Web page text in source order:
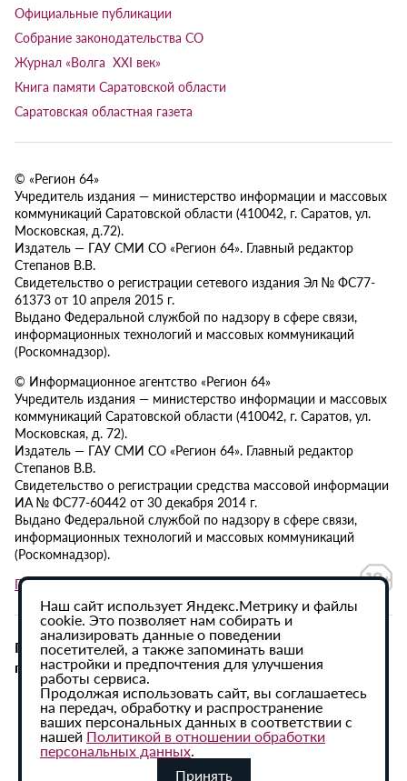
Официальные публикации
Собрание законодательства СО
Журнал «Волга XXI век»
Книга памяти Саратовской области
Саратовская областная газета
© «Регион 64»
Учредитель издания — министерство информации и массовых
коммуникаций Саратовской области (410042, г. Саратов, ул.
Московская, д.72).
Издатель — ГАУ СМИ СО «Регион 64». Главный редактор
Степанов В.В.
Свидетельство о регистрации сетевого издания Эл № ФС77-
61373 от 10 апреля 2015 г.
Выдано Федеральной службой по надзору в сфере связи,
информационных технологий и массовых коммуникаций
(Роскомнадзор).
© Информационное агентство «Регион 64»
Учредитель издания — министерство информации и массовых
коммуникаций Саратовской области (410042, г. Саратов, ул.
Московская, д. 72).
Издатель — ГАУ СМИ СО «Регион 64». Главный редактор
Степанов В.В.
Свидетельство о регистрации средства массовой информации
ИА № ФС77-60442 от 30 декабря 2014 г.
Выдано Федеральной службой по надзору в сфере связи,
информационных технологий и массовых коммуникаций
(Роскомнадзор).
Политика в отношении обработки персональных данных
При использовании материалов сайта активная
гиперссылка на ИА «Регион 64» обязательна.
Наш сайт использует Яндекс.Метрику и файлы
cookie. Это позволяет нам собирать и
анализировать данные о поведении
посетителей, а также запоминать ваши
настройки и предпочтения для улучшения
работы сервиса.
Продолжая использовать сайт, вы соглашаетесь
на передач, обработку и распространение
ваших персональных данных в соответствии с
нашей Политикой в отношении обработки
персональных данных.
Принять